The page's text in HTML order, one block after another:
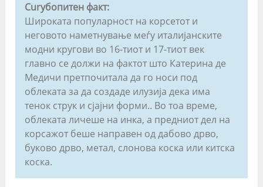
Curубопитен факт:
Широката популарност на корсетот и
неговото наметнување меѓу италијанските
модни кругови во 16-тиот и 17-тиот век
главно се должи на фактот што Катерина де
Медичи претпочитала да го носи под
облеката за да создаде илузија дека има
тенок струк и сјајни форми.. Во тоа време,
облеката личеше на инка, а предниот дел на
корсажот беше направен од дабово дрво,
буково дрво, метал, слонова коска или китска
коска.